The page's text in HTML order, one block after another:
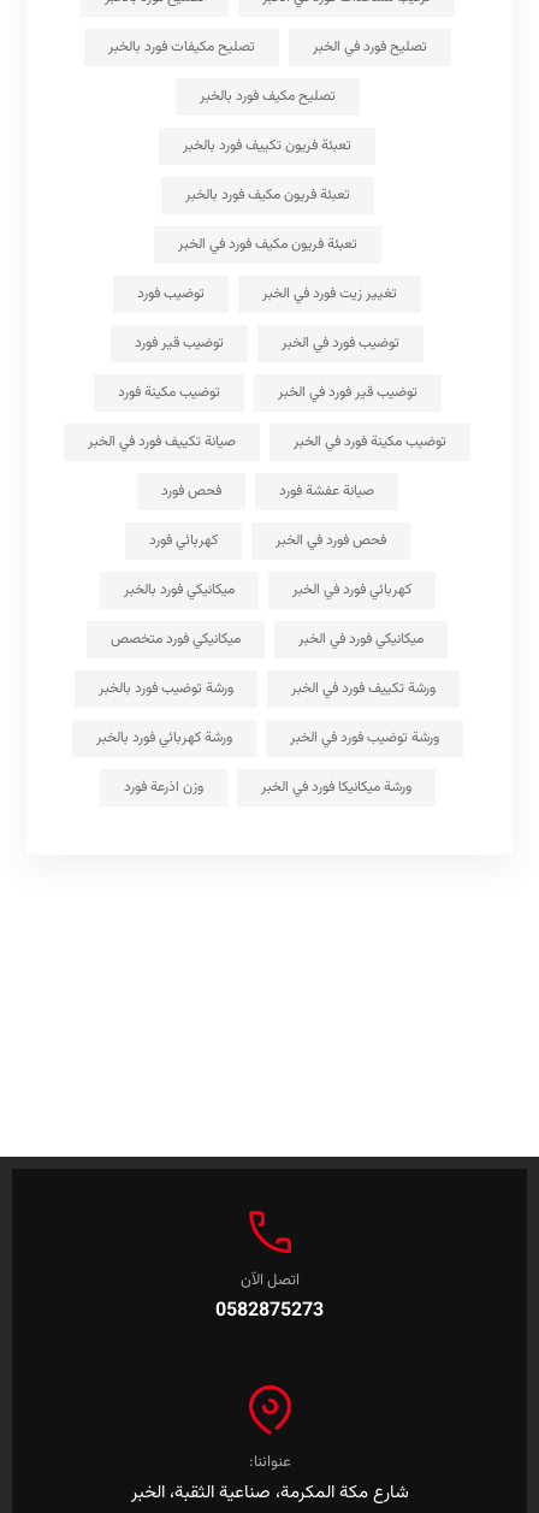
تصليح فورد في الخبر تصليح مكيفات فورد بالخبر
تصليح مكيف فورد بالخبر
تعبئة فريون تكييف فورد بالخبر
تعبئة فريون مكيف فورد بالخبر
تعبئة فريون مكيف فورد في الخبر
تغيير زيت فورد في الخبر توضيب فورد
توضيب فورد في الخبر توضيب قير فورد
توضيب قير فورد في الخبر توضيب مكينة فورد
توضيب مكينة فورد في الخبر صيانة تكييف فورد في الخبر
صيانة عفشة فورد فحص فورد
فحص فورد في الخبر كهربائي فورد
كهربائي فورد في الخبر ميكانيكي فورد بالخبر
ميكانيكي فورد في الخبر ميكانيكي فورد متخصص
ورشة تكييف فورد في الخبر ورشة توضيب فورد بالخبر
ورشة توضيب فورد في الخبر ورشة كهربائي فورد بالخبر
ورشة ميكانيكا فورد في الخبر وزن اذرعة فورد
اتصل الآن
0582875273
عنواننا:
شارع مكة المكرمة، صناعية الثقبة، الخبر